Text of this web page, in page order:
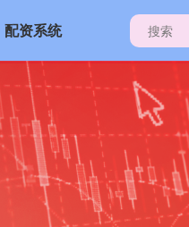
配资系统